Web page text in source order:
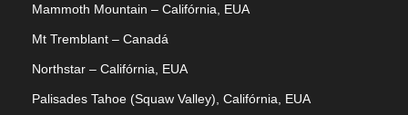
Mammoth Mountain – Califórnia, EUA
Mt Tremblant – Canadá
Northstar – Califórnia, EUA
Palisades Tahoe (Squaw Valley), Califórnia, EUA